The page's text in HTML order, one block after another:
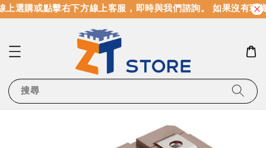
選購或點擊右下方線上客服，即時與我們諮詢。 如果沒有現
搜尋